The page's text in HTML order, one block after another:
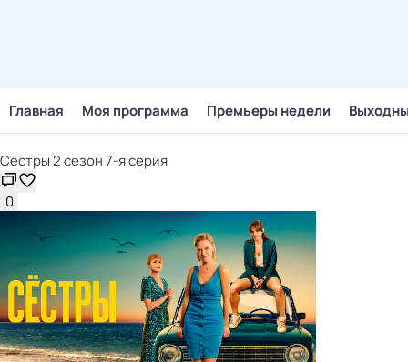
Главная Моя программа Премьеры недели
Сёстры 2 сезон 7-я серия
0